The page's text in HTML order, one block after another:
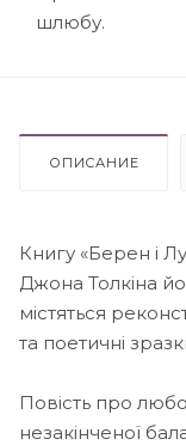
шлюбу.
ОПИСАНИЕ
Книгу «Берен і
Джона Толкіна
містяться
та поетичні
Повість про
незакінченої